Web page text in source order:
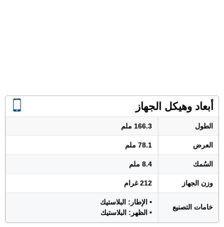
أبعاد وهيكل الجهاز
الطول 166.3 ملم
العرض 78.1 ملم
السُمك 8.4 ملم
وزن الجهاز 212 غرام
خامات التصنيع
• الإطار: البلاستيك
• الظهر: البلاستيك